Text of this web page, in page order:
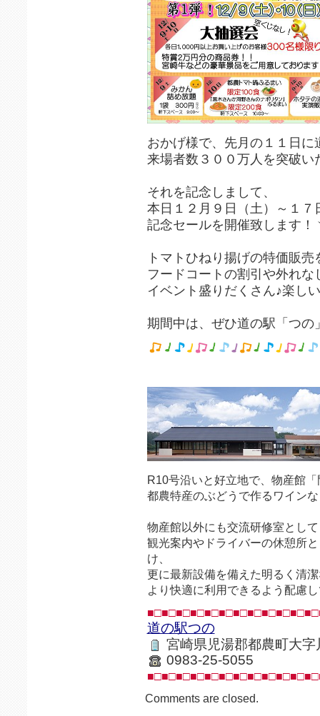
おかげ様で、先月の１１日に
来場者数３００万人を突破い
それを記念しまして、
本日１２月９日（土）～１７
記念セールを開催致します！
トマトひねり揚げの特価販売
フードコートの割引や外れ
イベント盛りだくさん♪楽し
期間中は、ぜひ道の駅「つの
R10号沿いと好立地で、物産館
都農特産のぶどうで作るワイン
物産館以外にも交流研修室とし
観光案内やドライバーの休憩所
け、
更に最新設備を備えた明るく清
より快適に利用できるよう配慮
道の駅つの
宮崎県児湯郡都農町大字
0983-25-5055
Comments are closed.